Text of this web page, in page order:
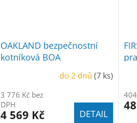
OAKLAND bezpečnostní
kotníková BOA
do 2 dnů (7 ks)
3 776 Kč bez
DPH
4 569 Kč DETAIL